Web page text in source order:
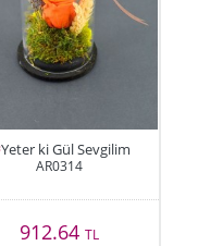
Yeter ki Gül Sevgilim
AR0314
912.64 TL